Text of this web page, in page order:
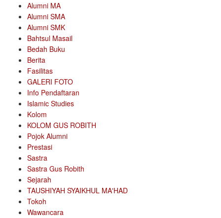
Alumni MA
Alumni SMA
Alumni SMK
Bahtsul Masail
Bedah Buku
Berita
Fasilitas
GALERI FOTO
Info Pendaftaran
Islamic Studies
Kolom
KOLOM GUS ROBITH
Pojok Alumni
Prestasi
Sastra
Sastra Gus Robith
Sejarah
TAUSHIYAH SYAIKHUL MA'HAD
Tokoh
Wawancara